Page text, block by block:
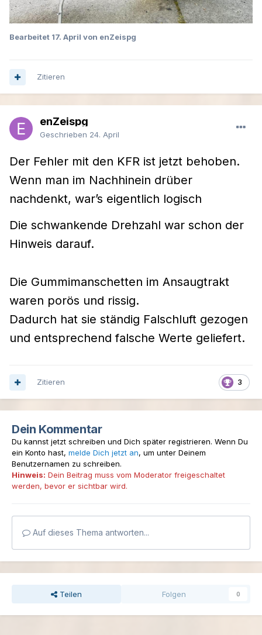
Bearbeitet 17. April von enZeispg
Zitieren
enZeispg
Geschrieben 24. April
Der Fehler mit den KFR ist jetzt behoben.
Wenn man im Nachhinein drüber
nachdenkt, war’s eigentlich logisch
Die schwankende Drehzahl war schon der
Hinweis darauf.
Die Gummimanschetten im Ansaugtrakt
waren porös und rissig.
Dadurch hat sie ständig Falschluft gezogen
und entsprechend falsche Werte geliefert.
3
Zitieren
Dein Kommentar
Du kannst jetzt schreiben und Dich später registrieren. Wenn Du
ein Konto hast, melde Dich jetzt an, um unter Deinem
Benutzernamen zu schreiben.
Hinweis: Dein Beitrag muss vom Moderator freigeschaltet
werden, bevor er sichtbar wird.
Auf dieses Thema antworten...
Teilen Folgen 0